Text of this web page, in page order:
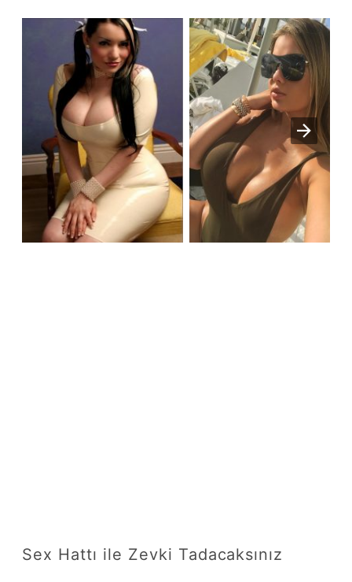
Sex Hattı ile Zevki Tadacaksınız